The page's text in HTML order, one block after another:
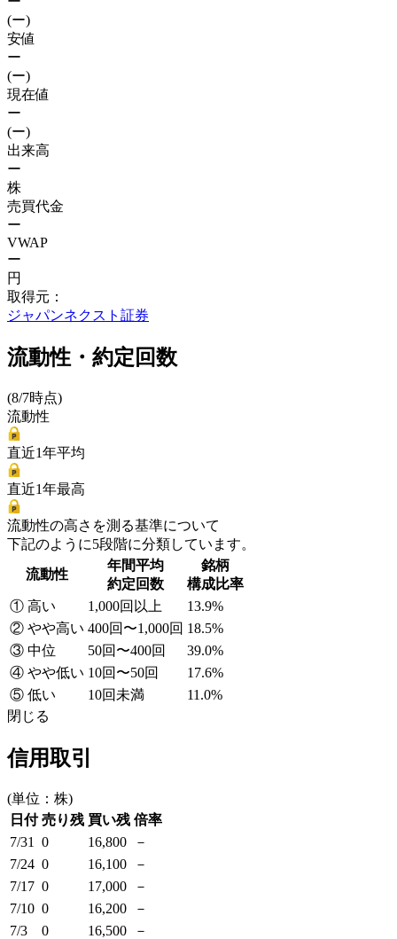
(ー)
安値
ー
(ー)
現在値
ー
(ー)
出来高
ー
株
売買代金
ー
VWAP
ー
円
取得元：
ジャパンネクスト証券
流動性・約定回数
(8/7時点)
流動性
直近1年平均
直近1年最高
流動性の高さを測る基準について
下記のように5段階に分類しています。
流動性
年間平均
約定回数
銘柄
構成比率
① 高い
1,000回以上
13.9%
② やや高い 400回〜1,000回 18.5%
③ 中位
50回〜400回
39.0%
④ やや低い 10回〜50回
17.6%
⑤ 低い
10回未満
11.0%
閉じる
信用取引
(単位：株)
日付 売り残 買い残 倍率
7/31
0 16,800
－
7/24 0 16,100
－
7/17 0 17,000
－
7/10 0 16,200
－
7/3
0 16,500 －